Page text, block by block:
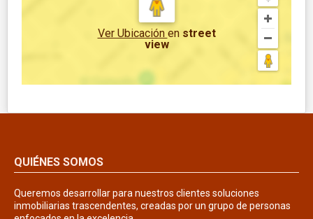
Ver Ubicación en street
view
QUIÉNES SOMOS
Queremos desarrollar para nuestros clientes soluciones
inmobiliarias trascendentes, creadas por un grupo de personas